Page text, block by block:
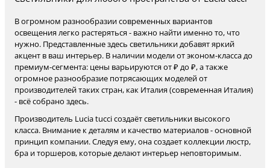
В огромном разнообразии современных вариантов
освещения легко растеряться - важно найти именно то, что
нужно. Представленные здесь светильники добавят яркий
акцент в ваш интерьер. В наличии модели от эконом-класса до
премиум-сегмента: цены варьируются от ₽ до ₽, а также
огромное разнообразие потрясающих моделей от
производителей таких стран, как Италия (современная Италия)
- всё собрано здесь.
Производитель Lucia tucci создаёт светильники высокого
класса. Внимание к деталям и качество материалов - основной
принцип компании. Следуя ему, она создает коллекции люстр,
бра и торшеров, которые делают интерьер неповторимым.